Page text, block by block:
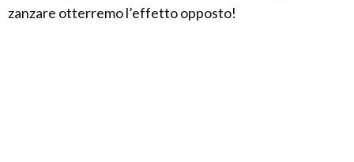
zanzare otterremo l’effetto opposto!